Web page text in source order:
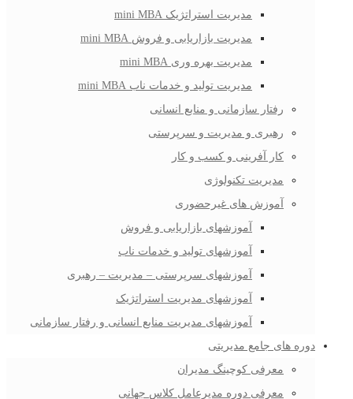
مدیریت استراتژیک mini MBA
مدیریت بازاریابی و فروش mini MBA
مدیریت بهره وری mini MBA
مدیریت تولید و خدمات ناب mini MBA
رفتار سازمانی و منابع انسانی
رهبری و مدیریت و سرپرستی
کار آفرینی و کسب و کار
مدیریت تکنولوژی
آموزش های غیرحضوری
آموزشهای بازاریابی و فروش
آموزشهای تولید و خدمات ناب
آموزشهای سرپرستی – مدیریت – رهبری
آموزشهای مدیریت استراتژیک
آموزشهای مدیریت منابع انسانی و رفتار سازمانی
دوره های جامع مدیریتی
معرفی کوچینگ مدیران
معرفی دوره مدیرعامل کلاس جهانی